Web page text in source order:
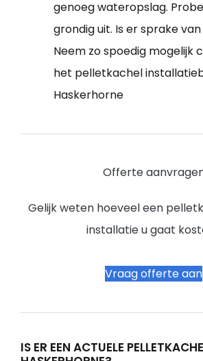
genoeg wateropslag.
grondig uit. Is er sprake
Neem zo spoedig mogelijk
het pelletkachel
Haskerhorne
Offerte
Gelijk weten hoeveel een
installatie u gaat
Vraag offerte aan
IS ER EEN ACTUELE